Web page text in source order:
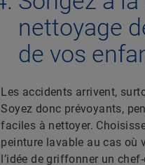
nettoyage
de vos
Les accidents arrivent,
Soyez donc prévoyants,
faciles à nettoyer.
peinture lavable au cas où
l’idée de griffonner un